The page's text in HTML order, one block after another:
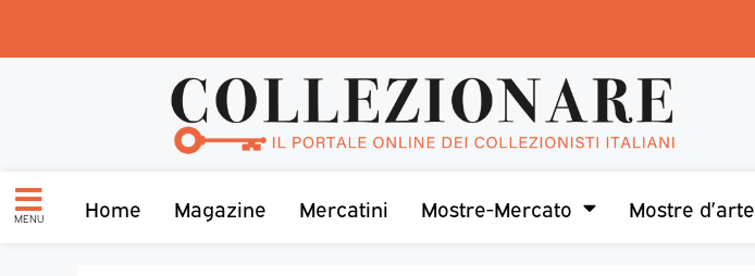
MENU Home Magazine Mercatini Mostre-Mercato Mostre d’arte